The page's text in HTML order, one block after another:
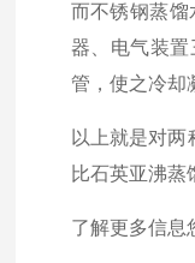
而不锈钢蒸馏
器、电气
管，使之冷却
以上就是对两
比石英亚沸蒸
了解更多信息您